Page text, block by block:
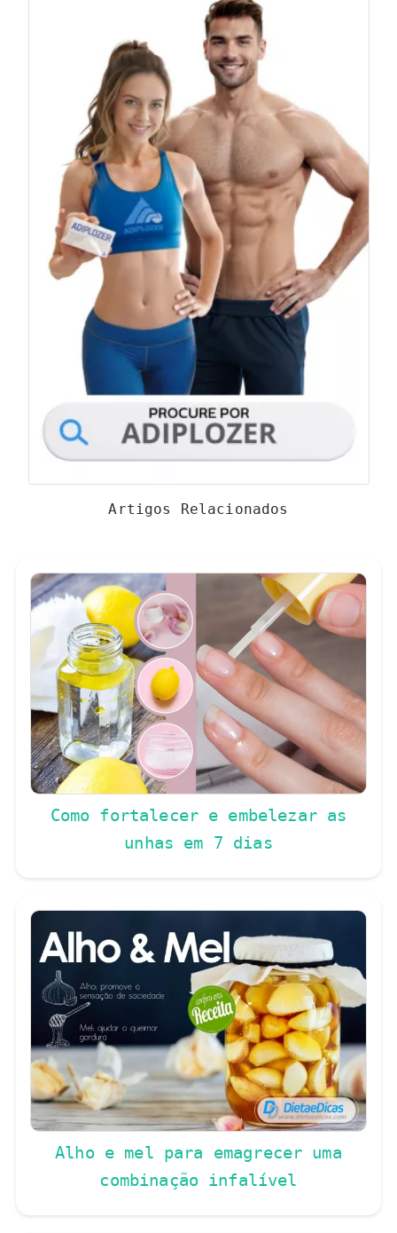
Artigos Relacionados
Como fortalecer e embelezar as
unhas em 7 dias
Alho e mel para emagrecer uma
combinação infalível